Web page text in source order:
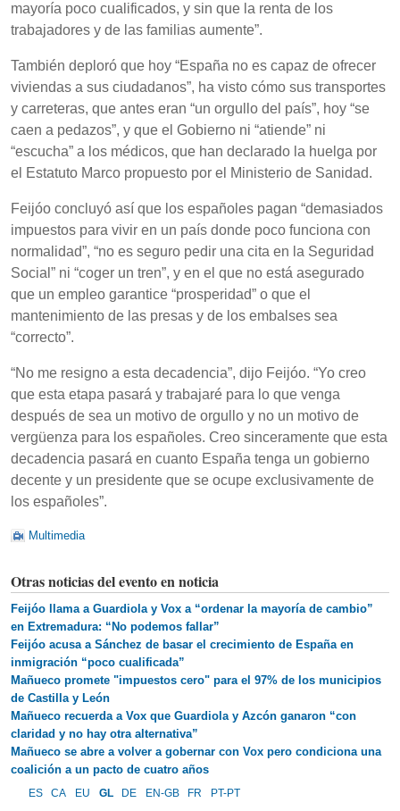
mayoría poco cualificados, y sin que la renta de los
trabajadores y de las familias aumente”.
También deploró que hoy “España no es capaz de ofrecer
viviendas a sus ciudadanos”, ha visto cómo sus transportes
y carreteras, que antes eran “un orgullo del país”, hoy “se
caen a pedazos”, y que el Gobierno ni “atiende” ni
“escucha” a los médicos, que han declarado la huelga por
el Estatuto Marco propuesto por el Ministerio de Sanidad.
Feijóo concluyó así que los españoles pagan “demasiados
impuestos para vivir en un país donde poco funciona con
normalidad”, “no es seguro pedir una cita en la Seguridad
Social” ni “coger un tren”, y en el que no está asegurado
que un empleo garantice “prosperidad” o que el
mantenimiento de las presas y de los embalses sea
“correcto”.
“No me resigno a esta decadencia”, dijo Feijóo. “Yo creo
que esta etapa pasará y trabajaré para lo que venga
después de sea un motivo de orgullo y no un motivo de
vergüenza para los españoles. Creo sinceramente que esta
decadencia pasará en cuanto España tenga un gobierno
decente y un presidente que se ocupe exclusivamente de
los españoles”.
Multimedia
Otras noticias del evento en noticia
Feijóo llama a Guardiola y Vox a “ordenar la mayoría de cambio”
en Extremadura: “No podemos fallar”
Feijóo acusa a Sánchez de basar el crecimiento de España en
inmigración “poco cualificada”
Mañueco promete "impuestos cero" para el 97% de los municipios
de Castilla y León
Mañueco recuerda a Vox que Guardiola y Azcón ganaron “con
claridad y no hay otra alternativa”
Mañueco se abre a volver a gobernar con Vox pero condiciona una
coalición a un pacto de cuatro años
ES CA EU GL DE EN-GB FR PT-PT